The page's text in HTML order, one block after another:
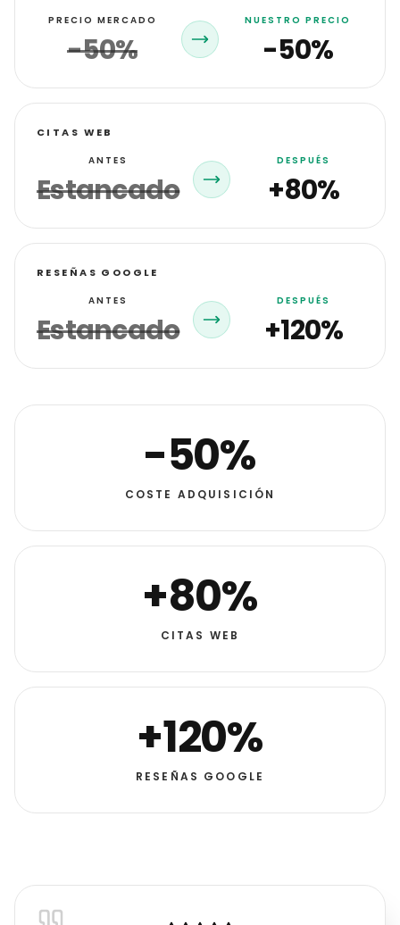
PRECIO MERCADO
-50%
NUESTRO PRECIO
-50%
CITAS WEB
ANTES
Estancado
DESPUÉS
+80%
RESEÑAS GOOGLE
ANTES
Estancado
DESPUÉS
+120%
-50%
COSTE ADQUISICIÓN
+80%
CITAS WEB
+120%
RESEÑAS GOOGLE